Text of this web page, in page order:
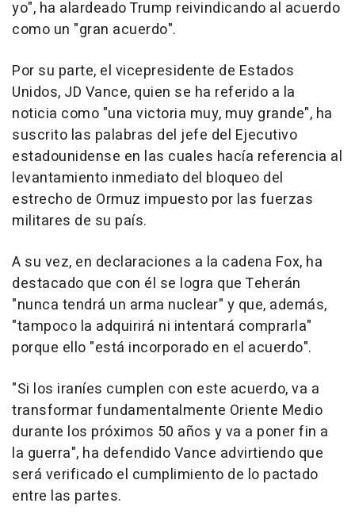
yo", ha alardeado Trump reivindicando al acuerdo
como un "gran acuerdo".
Por su parte, el vicepresidente de Estados
Unidos, JD Vance, quien se ha referido a la
noticia como "una victoria muy, muy grande", ha
suscrito las palabras del jefe del Ejecutivo
estadounidense en las cuales hacía referencia al
levantamiento inmediato del bloqueo del
estrecho de Ormuz impuesto por las fuerzas
militares de su país.
A su vez, en declaraciones a la cadena Fox, ha
destacado que con él se logra que Teherán
"nunca tendrá un arma nuclear" y que, además,
"tampoco la adquirirá ni intentará comprarla"
porque ello "está incorporado en el acuerdo".
"Si los iraníes cumplen con este acuerdo, va a
transformar fundamentalmente Oriente Medio
durante los próximos 50 años y va a poner fin a
la guerra", ha defendido Vance advirtiendo que
será verificado el cumplimiento de lo pactado
entre las partes.